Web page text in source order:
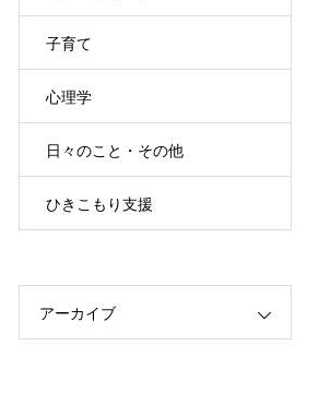
子育て
心理学
日々のこと・その他
ひきこもり支援
アーカイブ